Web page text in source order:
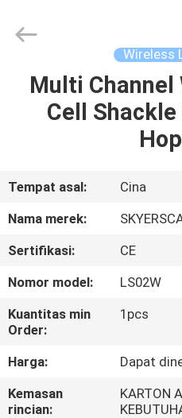
RUMAH
VIDEO
KAMI
TUR
PABRIK
KONTROL
Co.,Limited.
Wireless
Multi Channel
Cell
Tempat asal:
Cina
Nama merek:
Sertifikasi:
CE
Nomor model:
LS02W
Kuantitas min
Order:
1pcs
Harga:
Dapat
Kemasan
rincian:
KARTON